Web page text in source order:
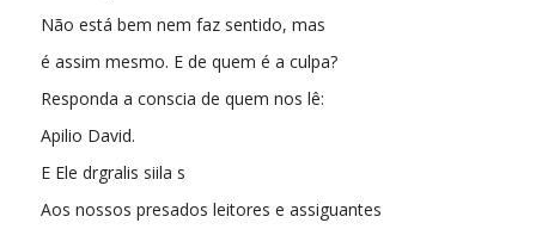
Não está bem nem faz sentido, mas
é assim mesmo. E de quem é a culpa?
Responda a conscia de quem nos lê:
Apilio David.
E Ele drgralis siila s
Aos nossos presados leitores e assiguantes